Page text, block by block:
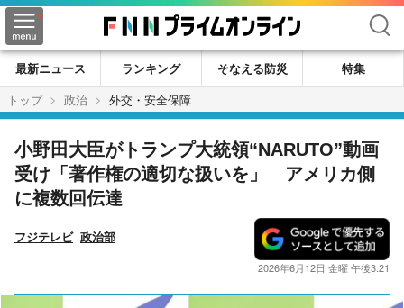
検索
最新ニュース ランキング そなえる防災
特集
トップ
政治 外交・安全保障
小野田大臣がトランプ大統領“NARUTO”動画
受け「著作権の適切な扱いを」 アメリカ側
に複数回伝達
フジテレビ 政治部
2026年6月12日 金曜 午後3:21